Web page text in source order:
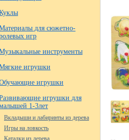
для сюжетно-
игр
инструменты
игрушки
игрушки
игрушки для
1-3лет
Вкладыши и лабиринты из дерева
Игры на ловкость
Каталки из дерева